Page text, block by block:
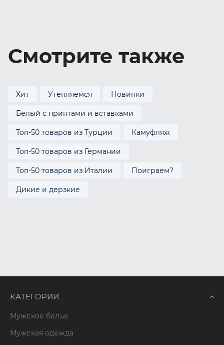
Смотрите также
Хит Утепляемся Новинки
Белый с принтами и вставками
Топ-50 товаров из Турции Камуфляж
Топ-50 товаров из Германии
Топ-50 товаров из Италии Поиграем?
Дикие и дерзкие
КАТЕГОРИИ
Мужское белье
Мужская одежда